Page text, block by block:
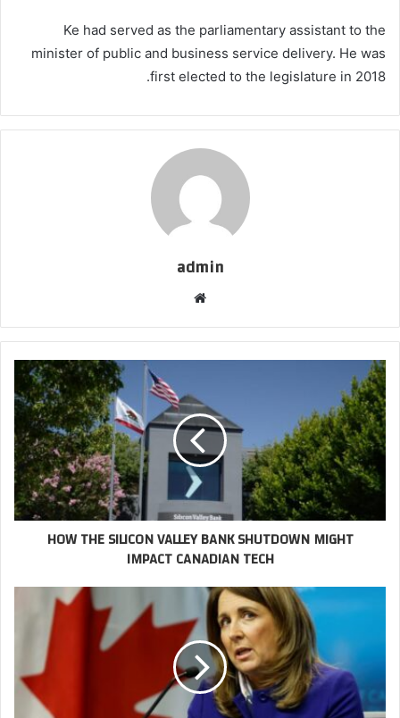
Ke had served as the parliamentary assistant to the
minister of public and business service delivery. He was
first elected to the legislature in 2018.
admin
HOW THE SILICON VALLEY BANK SHUTDOWN MIGHT
IMPACT CANADIAN TECH